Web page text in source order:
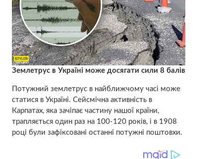
Землетрус в Україні може досягати сили 8 балів
Потужний землетрус в найближчому часі може
статися в Україні. Сейсмічна активність в
Карпатах, яка зачіпає частину нашої країни,
трапляється один раз на 100-120 років, і в 1908
році були зафіксовані останні потужні поштовхи.